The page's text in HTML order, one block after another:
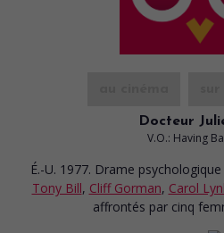
Docteur
V.O.: Having
É.-U. 1977. Drame psychologique
Tony Bill, Cliff Gorman, Carol
affrontés par cinq